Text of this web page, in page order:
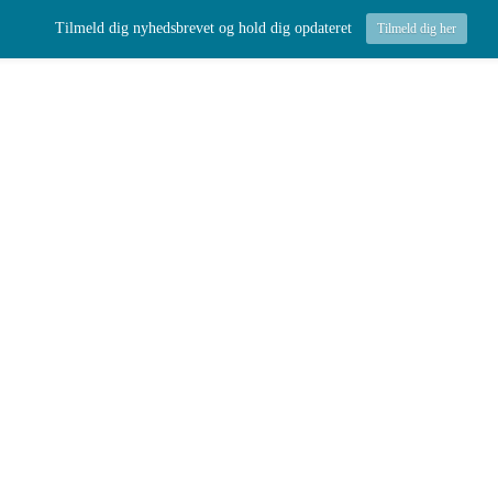
Tilmeld dig nyhedsbrevet og hold dig opdateret Tilmeld dig her